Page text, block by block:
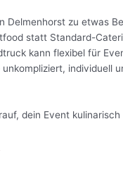
Delmenhorst zu etwas
statt Standard-
kann flexibel für
individuell
dein Event